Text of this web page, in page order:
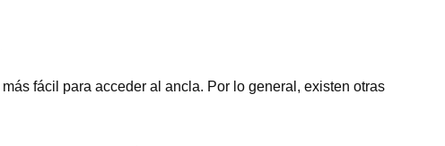
fácil para acceder al ancla. Por lo general, existen otras